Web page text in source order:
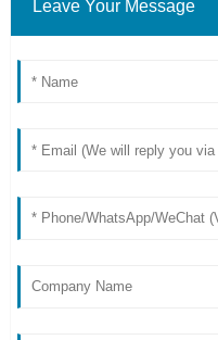
Leave Your Message